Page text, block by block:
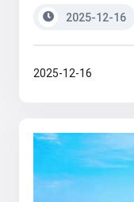
2025-12-16
2025-12-16